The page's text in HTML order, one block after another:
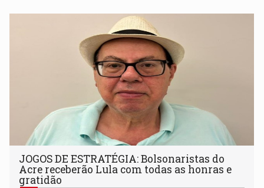
JOGOS DE ESTRATÉGIA: Bolsonaristas do
Acre receberão Lula com todas as honras e
gratidão